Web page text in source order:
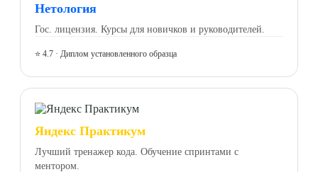
Нетология
Гос. лицензия. Курсы для новичков и руководителей.
⭐ 4.7 · Диплом установленного образца
Яндекс Практикум
Лучший тренажер кода. Обучение спринтами с
ментором.